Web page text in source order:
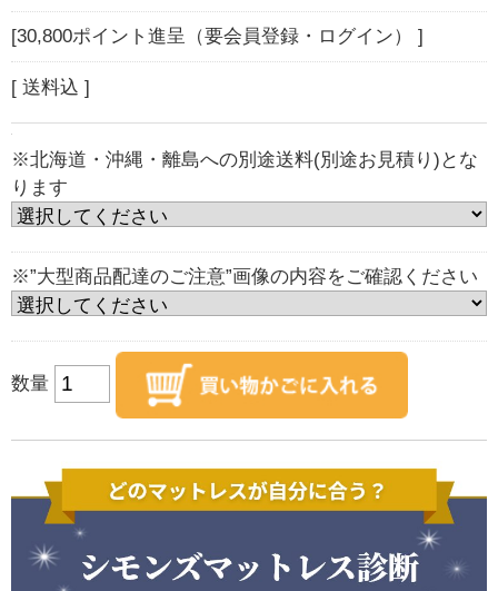
[30,800ポイント進呈（要会員登録・ログイン） ]
[ 送料込 ]
※北海道・沖縄・離島への別途送料(別途お見積り)とな
ります
※”大型商品配達のご注意”画像の内容をご確認ください
数量